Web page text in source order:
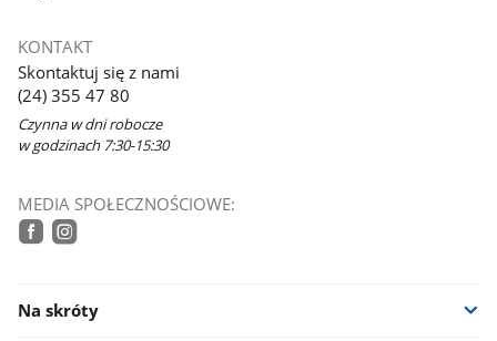
KONTAKT
Skontaktuj się z nami
(24) 355 47 80
Czynna w dni robocze
w godzinach 7:30-15:30
MEDIA SPOŁECZNOŚCIOWE:
Na skróty